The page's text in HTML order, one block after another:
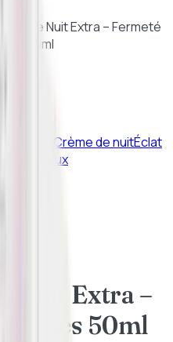
Crème Nuit Extra – Fermeté
50ml
Yeux Crème de nuitÉclat
Peaux
Nuit Extra –
50ml